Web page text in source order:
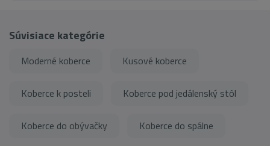
Súvisiace kategórie
Moderné koberce Kusové koberce
Koberce k posteli Koberce pod jedálenský stôl
Koberce do obývačky Koberce do spálne